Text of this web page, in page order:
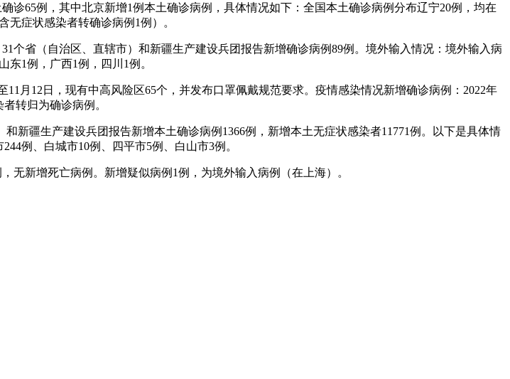
65例，其中北京新增1例本土确诊病例，具体情况如下：全国本土确诊病例分布辽宁20例，均在
无症状感染者转确诊病例1例）。
个省（自治区、直辖市）和新疆生产建设兵团报告新增确诊病例89例。境外输入情况：境外输入病
东1例，广西1例，四川1例。
月12日，现有中高风险区65个，并发布口罩佩戴规范要求。疫情感染情况新增确诊病例：2022年
转归为确诊病例。
新疆生产建设兵团报告新增本土确诊病例1366例，新增本土无症状感染者11771例。以下是具体情
例、白城市10例、四平市5例、白山市3例。
无新增死亡病例。新增疑似病例1例，为境外输入病例（在上海）。